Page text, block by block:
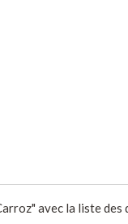
avec la liste